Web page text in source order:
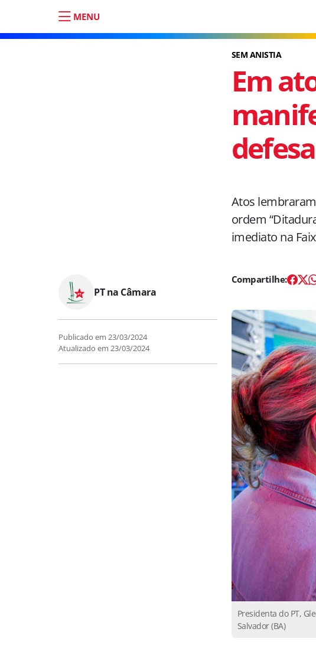
MENU
SEM ANISTIA
Em
Atos
ordem
imediato na
PT na Câmara
Publicado em 23/03/2024
Atualizado em 23/03/2024
Presidenta do PT,
Salvador (BA)